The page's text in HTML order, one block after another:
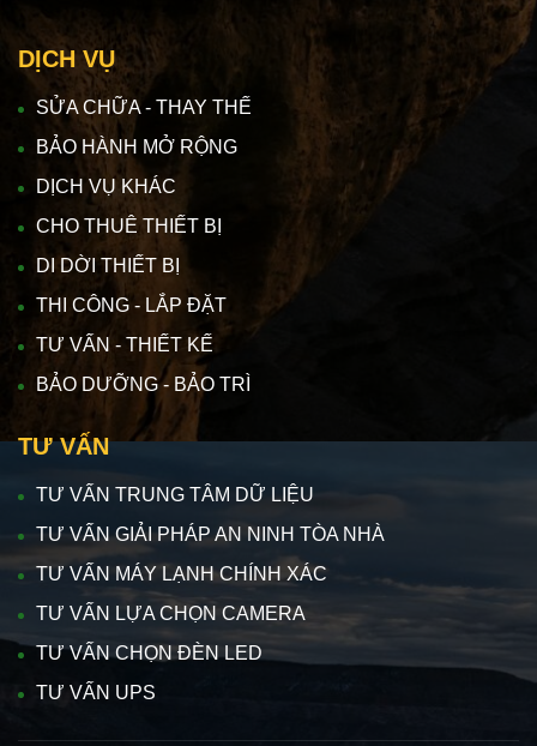
DỊCH VỤ
SỬA CHỮA - THAY THẾ
BẢO HÀNH MỞ RỘNG
DỊCH VỤ KHÁC
CHO THUÊ THIẾT BỊ
DI DỜI THIẾT BỊ
THI CÔNG - LẮP ĐẶT
TƯ VẤN - THIẾT KẾ
BẢO DƯỠNG - BẢO TRÌ
TƯ VẤN
TƯ VẤN TRUNG TÂM DỮ LIỆU
TƯ VẤN GIẢI PHÁP AN NINH TÒA NHÀ
TƯ VẤN MÁY LẠNH CHÍNH XÁC
TƯ VẤN LỰA CHỌN CAMERA
TƯ VẤN CHỌN ĐÈN LED
TƯ VẤN UPS